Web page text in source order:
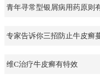
青年寻常型银屑病用药原则
专家告诉你三招防止牛皮癣
维C治疗牛皮癣有特效